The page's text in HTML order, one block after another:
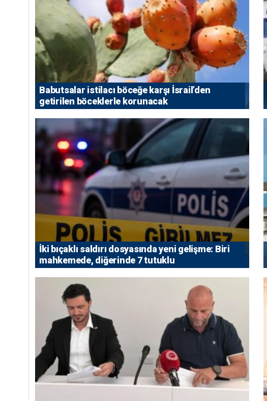
Babutsalar istilacı böceğe karşı İsrail’den
getirilen böceklerle korunacak
İki bıçaklı saldırı dosyasında yeni gelişme: Biri
mahkemede, diğerinde 7 tutuklu